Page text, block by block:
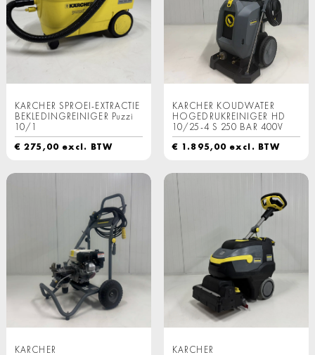
KARCHER SPROEI-EXTRACTIE
BEKLEDINGREINIGER Puzzi
10/1
€ 275,00excl. BTW
KARCHER KOUDWATER
HOGEDRUKREINIGER HD
10/25-4 S 250 BAR 400V
€ 1.895,00 excl. BTW
KARCHER
KARCHER